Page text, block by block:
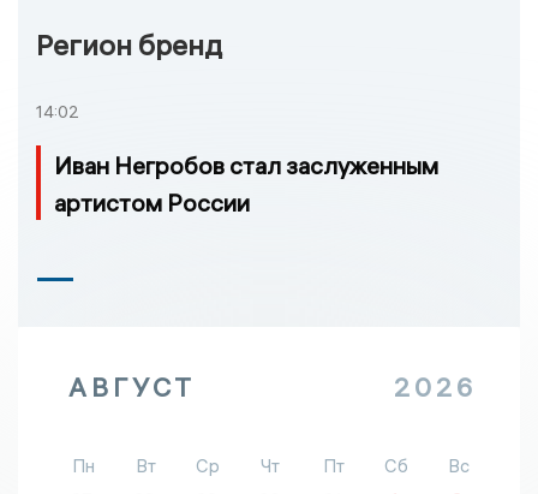
Регион бренд
14:02
Иван Негробов стал заслуженным
артистом России
АВГУСТ 2026
Пн Вт Ср Чт Пт Сб
Вс